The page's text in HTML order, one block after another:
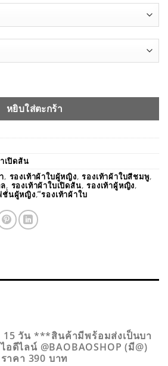
หยิบใส่ตะกร้า
เปิดส้น
, รองเท้าผ้าใบผู้หญิง,รองเท้าผ้าใบสีชมพู,
, รองเท้าผ้าใบเปิดส้น,รองเท้าผู้หญิง,
ชั่นผู้หญิง,ีรองเท้าผ้าใบ
15 วัน ***สินค้ามีพร้อมส่งเป็นบา
ดีไลน์ @BAOBAOSHOP (มี@)
ราคา 390 บาท